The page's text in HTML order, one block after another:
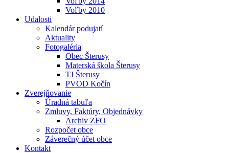
Voľby 2010
Udalosti
Kalendár podujatí
Aktuality
Fotogaléria
Obec Šterusy
Materská škola Šterusy
TJ Šterusy
PVOD Kočín
Zverejňovanie
Úradná tabuľa
Zmluvy, Faktúry, Objednávky
Archiv ZFO
Rozpočet obce
Záverečný účet obce
Kontakt